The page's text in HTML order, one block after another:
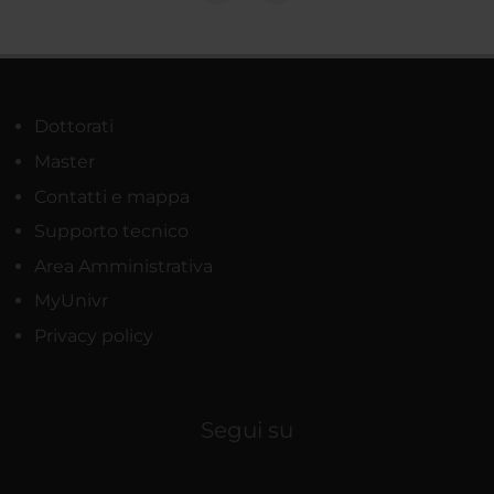
Dottorati
Master
Contatti e mappa
Supporto tecnico
Area Amministrativa
MyUnivr
Privacy policy
Segui su